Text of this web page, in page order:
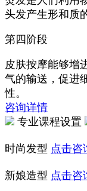
头发产生形和质
第四阶段
皮肤按摩能够增
气的输送，促进
性。
咨询详情
专业课程设置
时尚发型 点击咨
新娘造型 点击咨